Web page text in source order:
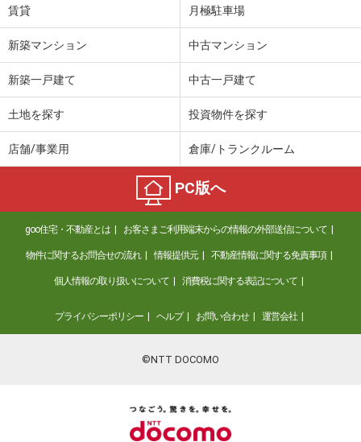
賃貸 月極駐車場
新築マンション 中古マンション
新築一戸建て 中古一戸建て
土地を探す 投資物件を探す
店舗/事業用 倉庫/トランクルーム
PC版へ
goo住宅・不動産とは お客さまご利用端末からの情報の外部送信について
物件に関するお問合せの流れ 情報提供元 不動産情報に関する免責事項
個人情報の取り扱いについて 消費税に関する表記について
プライバシーポリシー ヘルプ お問い合わせ 運営会社
©NTT DOCOMO